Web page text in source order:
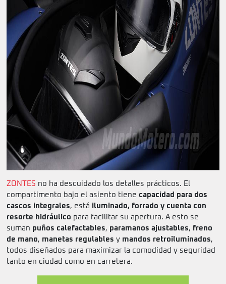
ZONTES no ha descuidado los detalles prácticos. El
compartimento bajo el asiento tiene capacidad para dos
cascos integrales, está iluminado, forrado y cuenta con
resorte hidráulico para facilitar su apertura. A esto se
suman puños calefactables, paramanos ajustables, freno
de mano, manetas regulables y mandos retroiluminados,
todos diseñados para maximizar la comodidad y seguridad
tanto en ciudad como en carretera.